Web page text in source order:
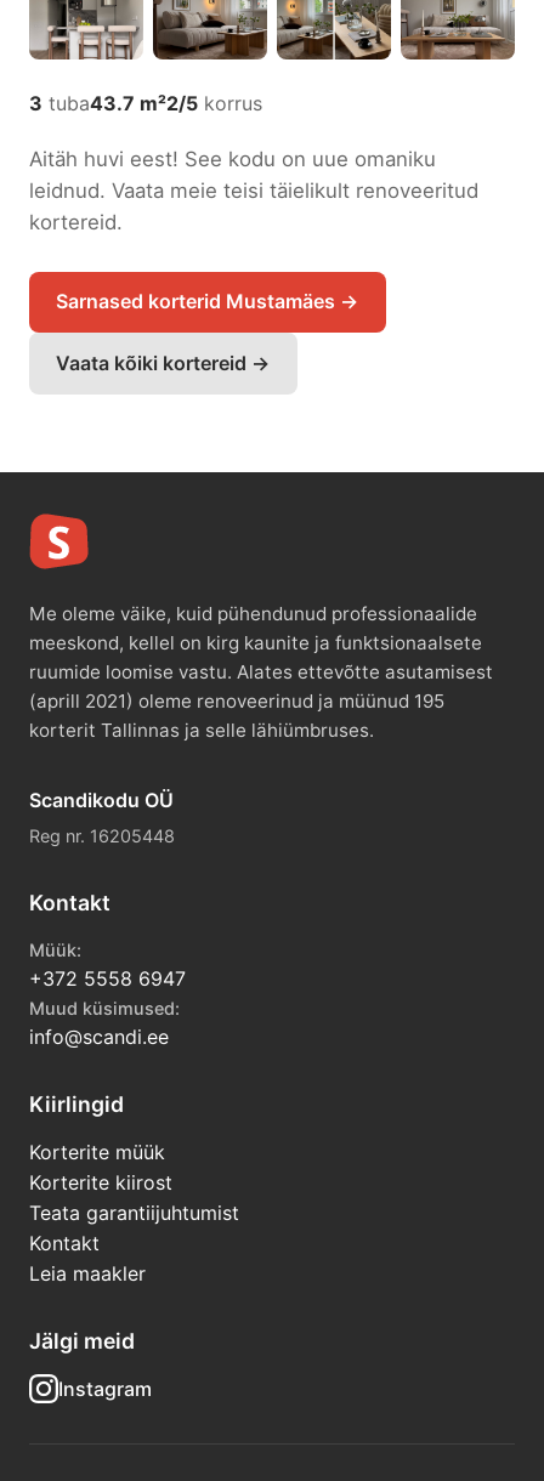
3 tuba43.7 m²2/5 korrus
Aitäh huvi eest! See kodu on uue omaniku
leidnud. Vaata meie teisi täielikult renoveeritud
kortereid.
Sarnased korterid Mustamäes →
Vaata kõiki kortereid →
Me oleme väike, kuid pühendunud professionaalide
meeskond, kellel on kirg kaunite ja funktsionaalsete
ruumide loomise vastu. Alates ettevõtte asutamisest
(aprill 2021) oleme renoveerinud ja müünud 195
korterit Tallinnas ja selle lähiümbruses.
Scandikodu OÜ
Reg nr. 16205448
Kontakt
Müük:
+372 5558 6947
Muud küsimused:
info@scandi.ee
Kiirlingid
Korterite müük
Korterite kiirost
Teata garantiijuhtumist
Kontakt
Leia maakler
Jälgi meid
Instagram